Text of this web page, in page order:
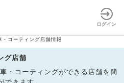
ログイン
・コーティング店舗情報
グ店舗
・コーティングができる店舗を簡